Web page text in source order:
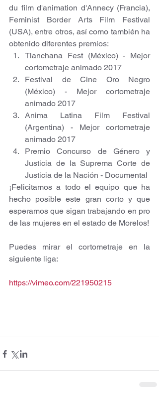
du film d'animation d'Annecy (Francia),
Feminist Border Arts Film Festival
(USA), entre otros, así como también ha
obtenido diferentes premios:
Tlanchana Fest (México) - Mejor
cortometraje animado 2017
Festival de Cine Oro Negro
(México) - Mejor cortometraje
animado 2017
Anima Latina Film Festival
(Argentina) - Mejor cortometraje
animado 2017
Premio Concurso de Género y
Justicia de la Suprema Corte de
¡Felicitamos a todo el equipo que ha
hecho posible este gran corto y que
esperamos que sigan trabajando en pro
de las mujeres en el estado de Morelos!
Puedes mirar el cortometraje en la
siguiente liga:
https://vimeo.com/221950215